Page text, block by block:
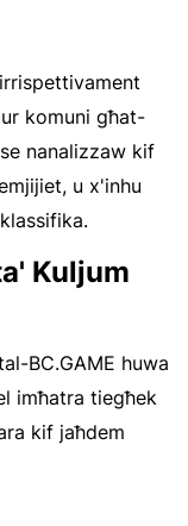
komuni għat-
nanalizzaw kif
u x'inhu
Kuljum
BC.GAME huwa
imħatra tiegħek
kif jaħdem